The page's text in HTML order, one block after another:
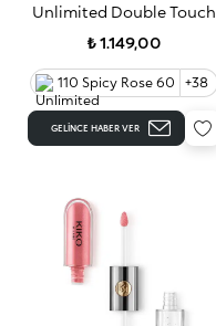
Unlimited Double Touch
₺ 1.149,00
110 Spicy Rose 60 +38
GELINCE HABER VER